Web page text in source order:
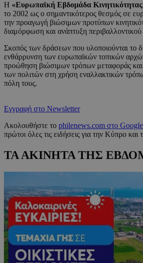
Η «Ευρωπαϊκή Εβδομάδα
το 2002 ως ο σημαντικότερος θεσμός σε
την προαγωγή βιώσιμων προτύπων
διαμόρφωση και ανάπτυξη
Σκοπός των δράσεων που υλοποιούνται το
ενθάρρυνση των ευρωπαϊκών τοπικών
προώθηση βιώσιμων τρόπων μεταφοράς και
των πολιτών στη χρήση εναλλακτικών
πόλη τους.
Εγγραφή στο Newsletter
Ακολουθήστε το philenews.com στο
πρώτοι όλες τις ειδήσεις για την Κύπρο και
ΤΑ ΑΚΙΝΗΤΑ ΤΗΣ